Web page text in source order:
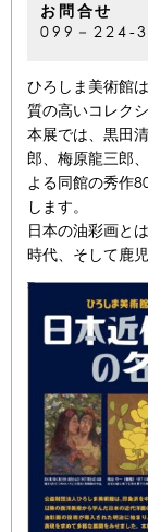
お問合せ
099－224-
ひろしま美術館
質の高いコレク
本展では、黒田
郎、梅原龍三郎
よる同館の秀作
します。
日本の油彩画と
時代、そして鹿